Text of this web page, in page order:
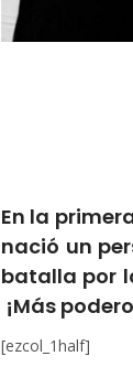
En la
nació un
batalla por
¡Más
[ezcol_1half]